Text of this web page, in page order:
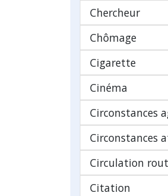
Chercheur
Chômage
Cigarette
Cinéma
Circonstances
Circonstances
Circulation
Citation